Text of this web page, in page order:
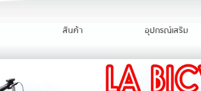
สินค้า อุปกรณ์เสริม